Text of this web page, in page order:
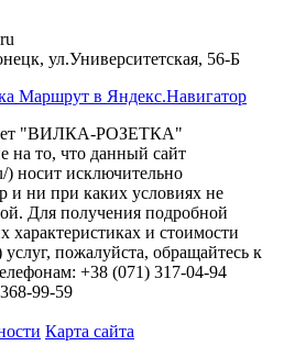
, ул.Университетская, 56-Б
Маршрут в Яндекс.Навигатор
"ВИЛКА-РОЗЕТКА"
на то, что данный сайт
носит исключительно
и ни при каких условиях не
Для получения подробной
и стоимости
пожалуйста, обращайтесь к
+38 (071) 317-04-94
99-59
Карта сайта